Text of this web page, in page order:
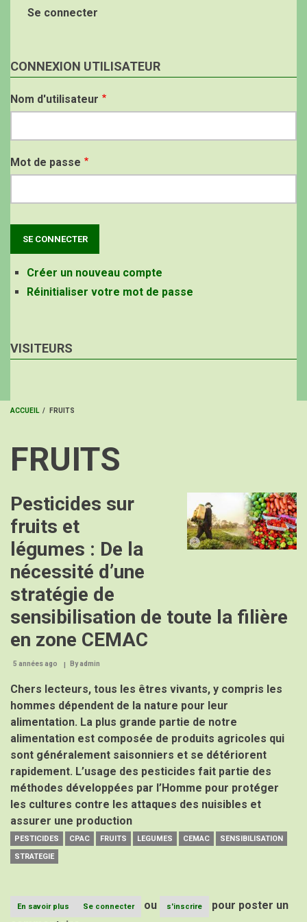
Se connecter
CONNEXION UTILISATEUR
Nom d'utilisateur
Mot de passe
Créer un nouveau compte
Réinitialiser votre mot de passe
VISITEURS
D'ARIANE
ACCUEIL / FRUITS
FRUITS
Pesticides sur
fruits et
légumes : De la
nécessité d’une
stratégie de
sensibilisation de toute la filière
en zone CEMAC
5 années ago Byadmin
Chers lecteurs, tous les êtres vivants, y compris les
hommes dépendent de la nature pour leur
alimentation. La plus grande partie de notre
alimentation est composée de produits agricoles qui
sont généralement saisonniers et se détériorent
rapidement. L’usage des pesticides fait partie des
méthodes développées par l’Homme pour protéger
les cultures contre les attaques des nuisibles et
assurer une production
PESTICIDES CPAC FRUITS LEGUMES CEMAC
SENSIBILISATION
STRATEGIE
En savoir plus
Pesticides
Se connecter ou s'inscrire
pour poster un